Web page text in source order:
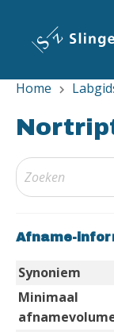
inhoud
Home chevron_right
Afname-
Synoniem
Minimaal